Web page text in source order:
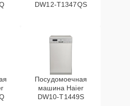
DW12-T1347QS
Посудомоечная
машина Haier
DW10-T1449S